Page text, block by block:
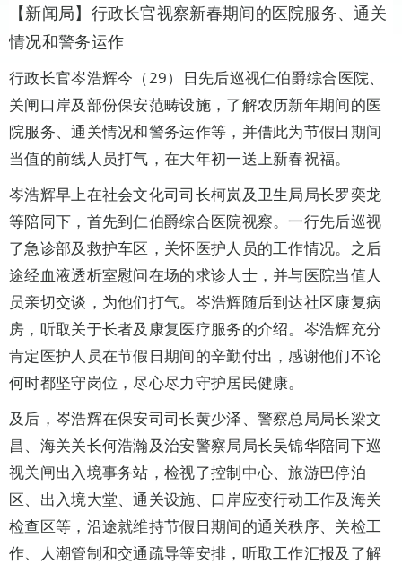
【新闻局】行政长官视察新春期间的医院服务、通关
情况和警务运作
行政长官岑浩辉今（29）日先后巡视仁伯爵综合医院、
关闸口岸及部份保安范畴设施，了解农历新年期间的医
院服务、通关情况和警务运作等，并借此为节假日期间
当值的前线人员打气，在大年初一送上新春祝福。
岑浩辉早上在社会文化司司长柯岚及卫生局局长罗奕龙
等陪同下，首先到仁伯爵综合医院视察。一行先后巡视
了急诊部及救护车区，关怀医护人员的工作情况。之后
途经血液透析室慰问在场的求诊人士，并与医院当值人
员亲切交谈，为他们打气。岑浩辉随后到达社区康复病
房，听取关于长者及康复医疗服务的介绍。岑浩辉充分
肯定医护人员在节假日期间的辛勤付出，感谢他们不论
何时都坚守岗位，尽心尽力守护居民健康。
及后，岑浩辉在保安司司长黄少泽、警察总局局长梁文
昌、海关关长何浩瀚及治安警察局局长吴锦华陪同下巡
视关闸出入境事务站，检视了控制中心、旅游巴停泊
区、出入境大堂、通关设施、口岸应变行动工作及海关
检查区等，沿途就维持节假日期间的通关秩序、关检工
作、人潮管制和交通疏导等安排，听取工作汇报及了解